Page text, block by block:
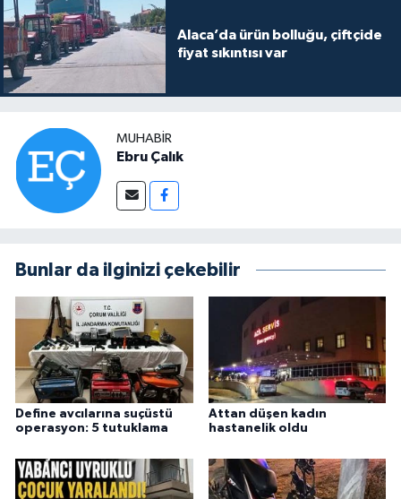
Alaca’da ürün bolluğu, çiftçide
fiyat sıkıntısı var
MUHABIR
Ebru Çalık
Bunlar da ilginizi çekebilir
Define avcılarına suçüstü
operasyon: 5 tutuklama
Attan düşen kadın
hastanelik oldu